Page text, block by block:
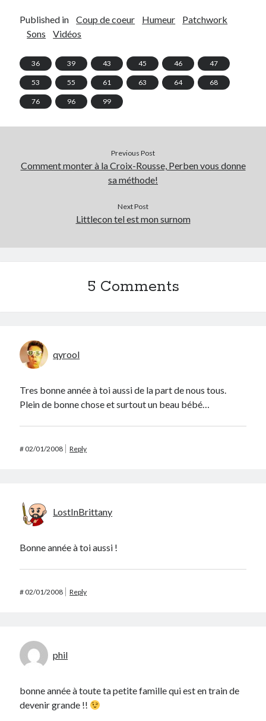
On parle de quoi ?
Bon plan du dimanche
Coup de coeur
Daddy
Engagé
Lectures
Patchwork
Vidéos
Published in Coup de coeur Humeur
Patchwork
Sons
Vidéos
36 39 43 45 46 47
53 55 61 63 64 68
76 96 99
Previous Post
Comment monter à la Croix-Rousse, Perben vous donne
sa méthode!
Next Post
Littlecon tel est mon surnom
5 Comments
qyrool
Tres bonne année à toi aussi de la part de nous tous.
Plein de bonne chose et surtout un beau bébé…
#02/01/2008 Reply
LostInBrittany
Bonne année à toi aussi !
#02/01/2008 Reply
phil
bonne année à toute ta petite famille qui est en train de
devenir grande !!